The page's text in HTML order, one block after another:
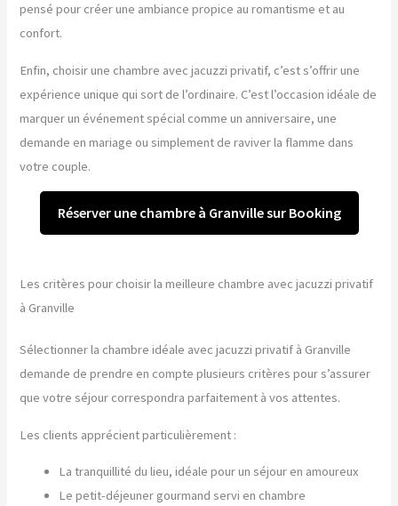
pensé pour créer une ambiance propice au romantisme et au
confort.
Enfin, choisir une chambre avec jacuzzi privatif, c’est s’offrir une
expérience unique qui sort de l’ordinaire. C’est l’occasion idéale de
marquer un événement spécial comme un anniversaire, une
demande en mariage ou simplement de raviver la flamme dans
votre couple.
Réserver une chambre à Granville sur Booking
Les critères pour choisir la meilleure chambre avec jacuzzi privatif
à Granville
Sélectionner la chambre idéale avec jacuzzi privatif à Granville
demande de prendre en compte plusieurs critères pour s’assurer
que votre séjour correspondra parfaitement à vos attentes.
Les clients apprécient particulièrement :
La tranquillité du lieu, idéale pour un séjour en amoureux
Le petit-déjeuner gourmand servi en chambre